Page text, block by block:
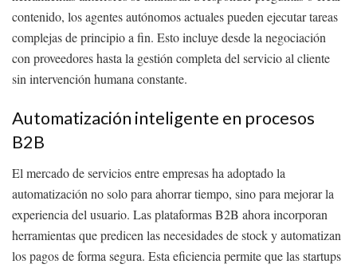
contenido, los agentes autónomos actuales pueden ejecutar tareas
complejas de principio a fin. Esto incluye desde la negociación
con proveedores hasta la gestión completa del servicio al cliente
sin intervención humana constante.
Automatización inteligente en procesos
B2B
El mercado de servicios entre empresas ha adoptado la
automatización no solo para ahorrar tiempo, sino para mejorar la
experiencia del usuario. Las plataformas B2B ahora incorporan
herramientas que predicen las necesidades de stock y automatizan
los pagos de forma segura. Esta eficiencia permite que las startups